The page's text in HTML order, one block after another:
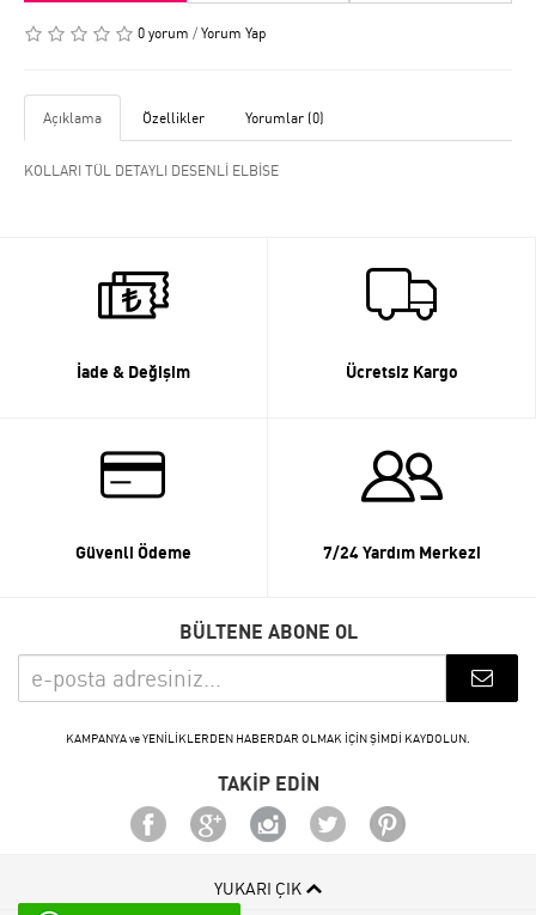
0 yorum / Yorum Yap
Açıklama Özellikler Yorumlar (0)
KOLLARI TÜL DETAYLI DESENLİ ELBİSE
İade & Değişim Ücretsiz Kargo
Güvenli Ödeme 7/24 Yardım Merkezi
BÜLTENE ABONE OL
KAMPANYA ve YENİLİKLERDEN HABERDAR OLMAK İÇİN ŞİMDİ KAYDOLUN.
TAKİP EDİN
YUKARI ÇIK